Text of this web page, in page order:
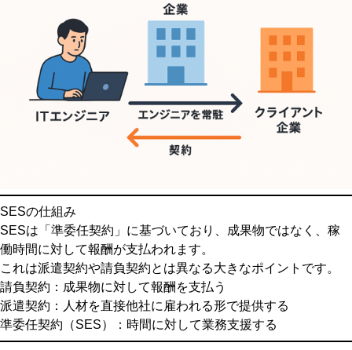
SESの仕組み
SESは「準委任契約」に基づいており、成果物ではなく、稼
働時間に対して報酬が支払われます。
これは派遣契約や請負契約とは異なる大きなポイントです。
請負契約 ：成果物に対して報酬を支払う
派遣契約 ：人材を直接他社に雇われる形で提供する
準委任契約（SES）
：時間に対して業務支援する